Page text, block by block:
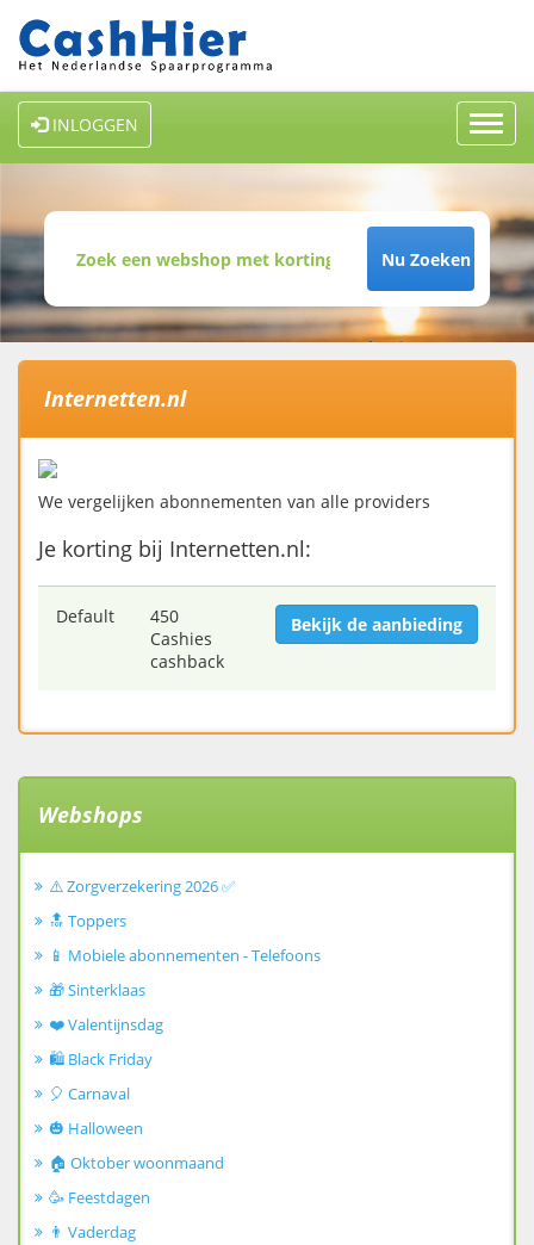
INLOGGEN
Nu Zoeken
Internetten.nl
We vergelijken abonnementen van alle providers
Je korting bij Internetten.nl:
Default
450
Cashies
cashback
Bekijk de aanbieding
Webshops
⚠️ Zorgverzekering 2026 ✅
🔝 Toppers
📱 Mobiele abonnementen - Telefoons
🎁 Sinterklaas
❤️ Valentijnsdag
🛍️ Black Friday
🎈 Carnaval
🎃 Halloween
🏠 Oktober woonmaand
🥳 Feestdagen
👨 Vaderdag